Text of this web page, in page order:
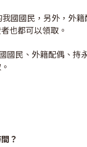
國國民，另外，外
也都可以領取。
國民、外籍配偶、持
？